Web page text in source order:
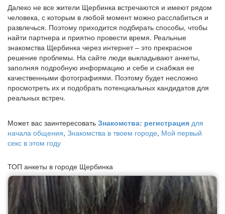
Далеко не все жители Щербинка встречаются и имеют рядом
человека, с которым в любой момент можно расслабиться и
развлечься. Поэтому приходится подбирать способы, чтобы
найти партнера и приятно провести время. Реальные
знакомства Щербинка через интернет – это прекрасное
решение проблемы. На сайте люди выкладывают анкеты,
заполняя подробную информацию и себе и снабжая ее
качественными фотографиями. Поэтому будет несложно
просмотреть их и подобрать потенциальных кандидатов для
реальных встреч.
Может вас заинтересовать Знакомства: регистрация для
начала общения, Знакомства в твоем городе, Мой первый
секс в этом году
ТОП анкеты в городе Щербинка